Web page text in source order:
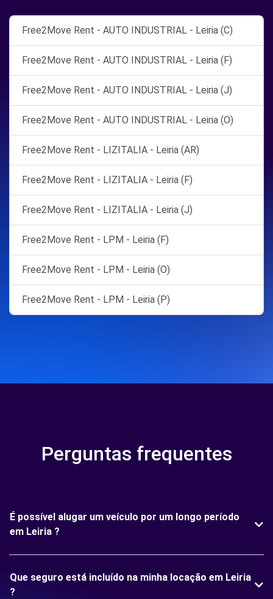
Free2Move Rent - AUTO INDUSTRIAL - Leiria (C)
Free2Move Rent - AUTO INDUSTRIAL - Leiria (F)
Free2Move Rent - AUTO INDUSTRIAL - Leiria (J)
Free2Move Rent - AUTO INDUSTRIAL - Leiria (O)
Free2Move Rent - LIZITALIA - Leiria (AR)
Free2Move Rent - LIZITALIA - Leiria (F)
Free2Move Rent - LIZITALIA - Leiria (J)
Free2Move Rent - LPM - Leiria (F)
Free2Move Rent - LPM - Leiria (O)
Free2Move Rent - LPM - Leiria (P)
Perguntas frequentes
É possível alugar um veículo por um longo período
em Leiria ?
Que seguro está incluído na minha locação em Leiria
?